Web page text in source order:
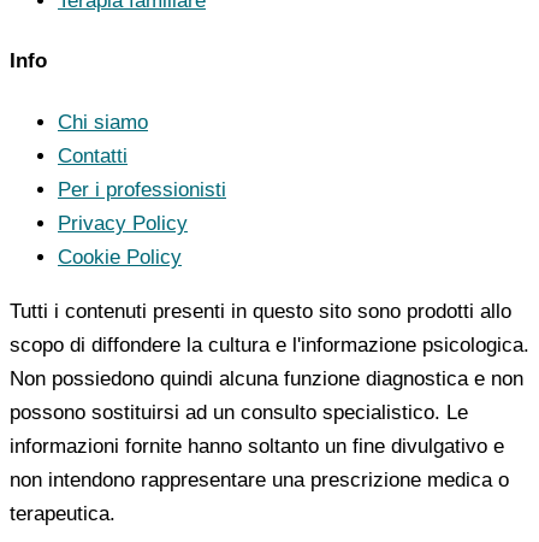
Info
Chi siamo
Contatti
Per i professionisti
Privacy Policy
Cookie Policy
Tutti i contenuti presenti in questo sito sono prodotti allo
scopo di diffondere la cultura e l'informazione psicologica.
Non possiedono quindi alcuna funzione diagnostica e non
possono sostituirsi ad un consulto specialistico. Le
informazioni fornite hanno soltanto un fine divulgativo e
non intendono rappresentare una prescrizione medica o
terapeutica.